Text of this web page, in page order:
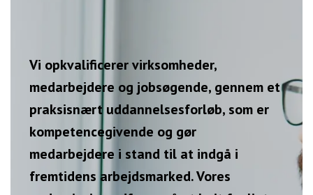
Vi opkvalificerer virksomheder,
medarbejdere og jobsøgende, gennem et
praksisnært uddannelsesforløb, som er
kompetencegivende og gør
medarbejdere i stand til at indgå i
fremtidens arbejdsmarked.Vores